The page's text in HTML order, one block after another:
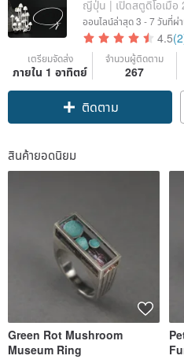
ญี่ปุ่น | เปิดสตูดิโอเมื่อ
ออนไลน์ล่าสุด3 - 7 วันที่ผ่
4.5
เตรียมจัดส่ง
ภายใน 1 อาทิตย์
จำนวนผู้ติดตาม
267
Claim coupon
สินค้ายอดนิยม
Green Rot Mushroom
Museum Ring